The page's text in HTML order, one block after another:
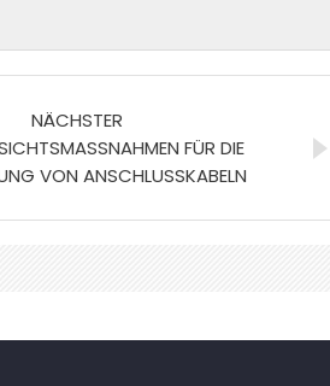
NÄCHSTER
FÜR DIE V
VON ANSCHLUSSKABELN